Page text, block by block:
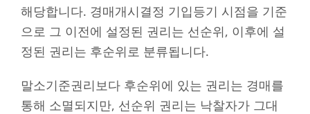
해당합니다. 경매개시결정 기입등기 시점을 기준
으로 그 이전에 설정된 권리는 선순위, 이후에 설
정된 권리는 후순위로 분류됩니다.
말소기준권리보다 후순위에 있는 권리는 경매를
통해 소멸되지만, 선순위 권리는 낙찰자가 그대